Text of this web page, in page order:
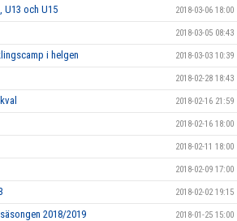
U13 och U15 2018-03-06 18:00
2018-03-05 08:43
i helgen 2018-03-03 10:39
2018-02-28 18:43
2018-02-16 21:59
2018-02-16 18:00
2018-02-11 18:00
2018-02-09 17:00
2018-02-02 19:15
2018/2019 2018-01-25 15:00